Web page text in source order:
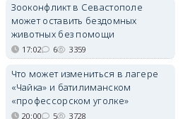
Зооконфликт в Севастополе
может оставить бездомных
животных без помощи
17:02 6 3359
Что может измениться в лагере
«Чайка» и батилиманском
«профессорском уголке»
20:00 5 3728